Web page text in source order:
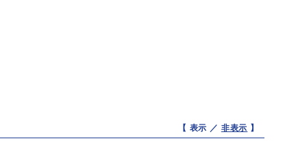
【 表示 ／ 非表示 】